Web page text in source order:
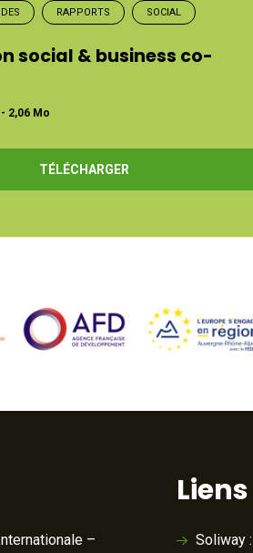
RAPPORTS SOCIAL
social & business co-
- 2,06 Mo
TÉLÉCHARGER
–
Soliway